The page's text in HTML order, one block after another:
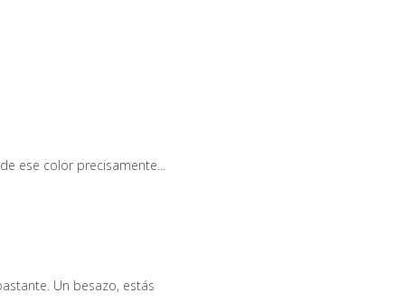
ese color precisamente...
Un besazo, estás